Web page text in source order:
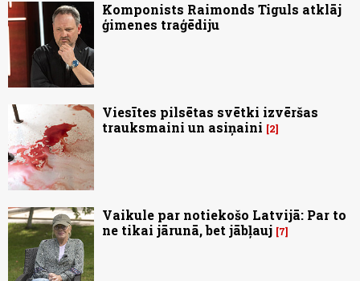
Komponists Raimonds Tiguls atklāj
ģimenes traģēdiju
Viesītes pilsētas svētki izvēršas
trauksmaini un asiņaini
2
Vaikule par notiekošo Latvijā: Par to
ne tikai jārunā, bet jābļauj 7